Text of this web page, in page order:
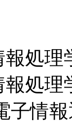
処理
処理
情